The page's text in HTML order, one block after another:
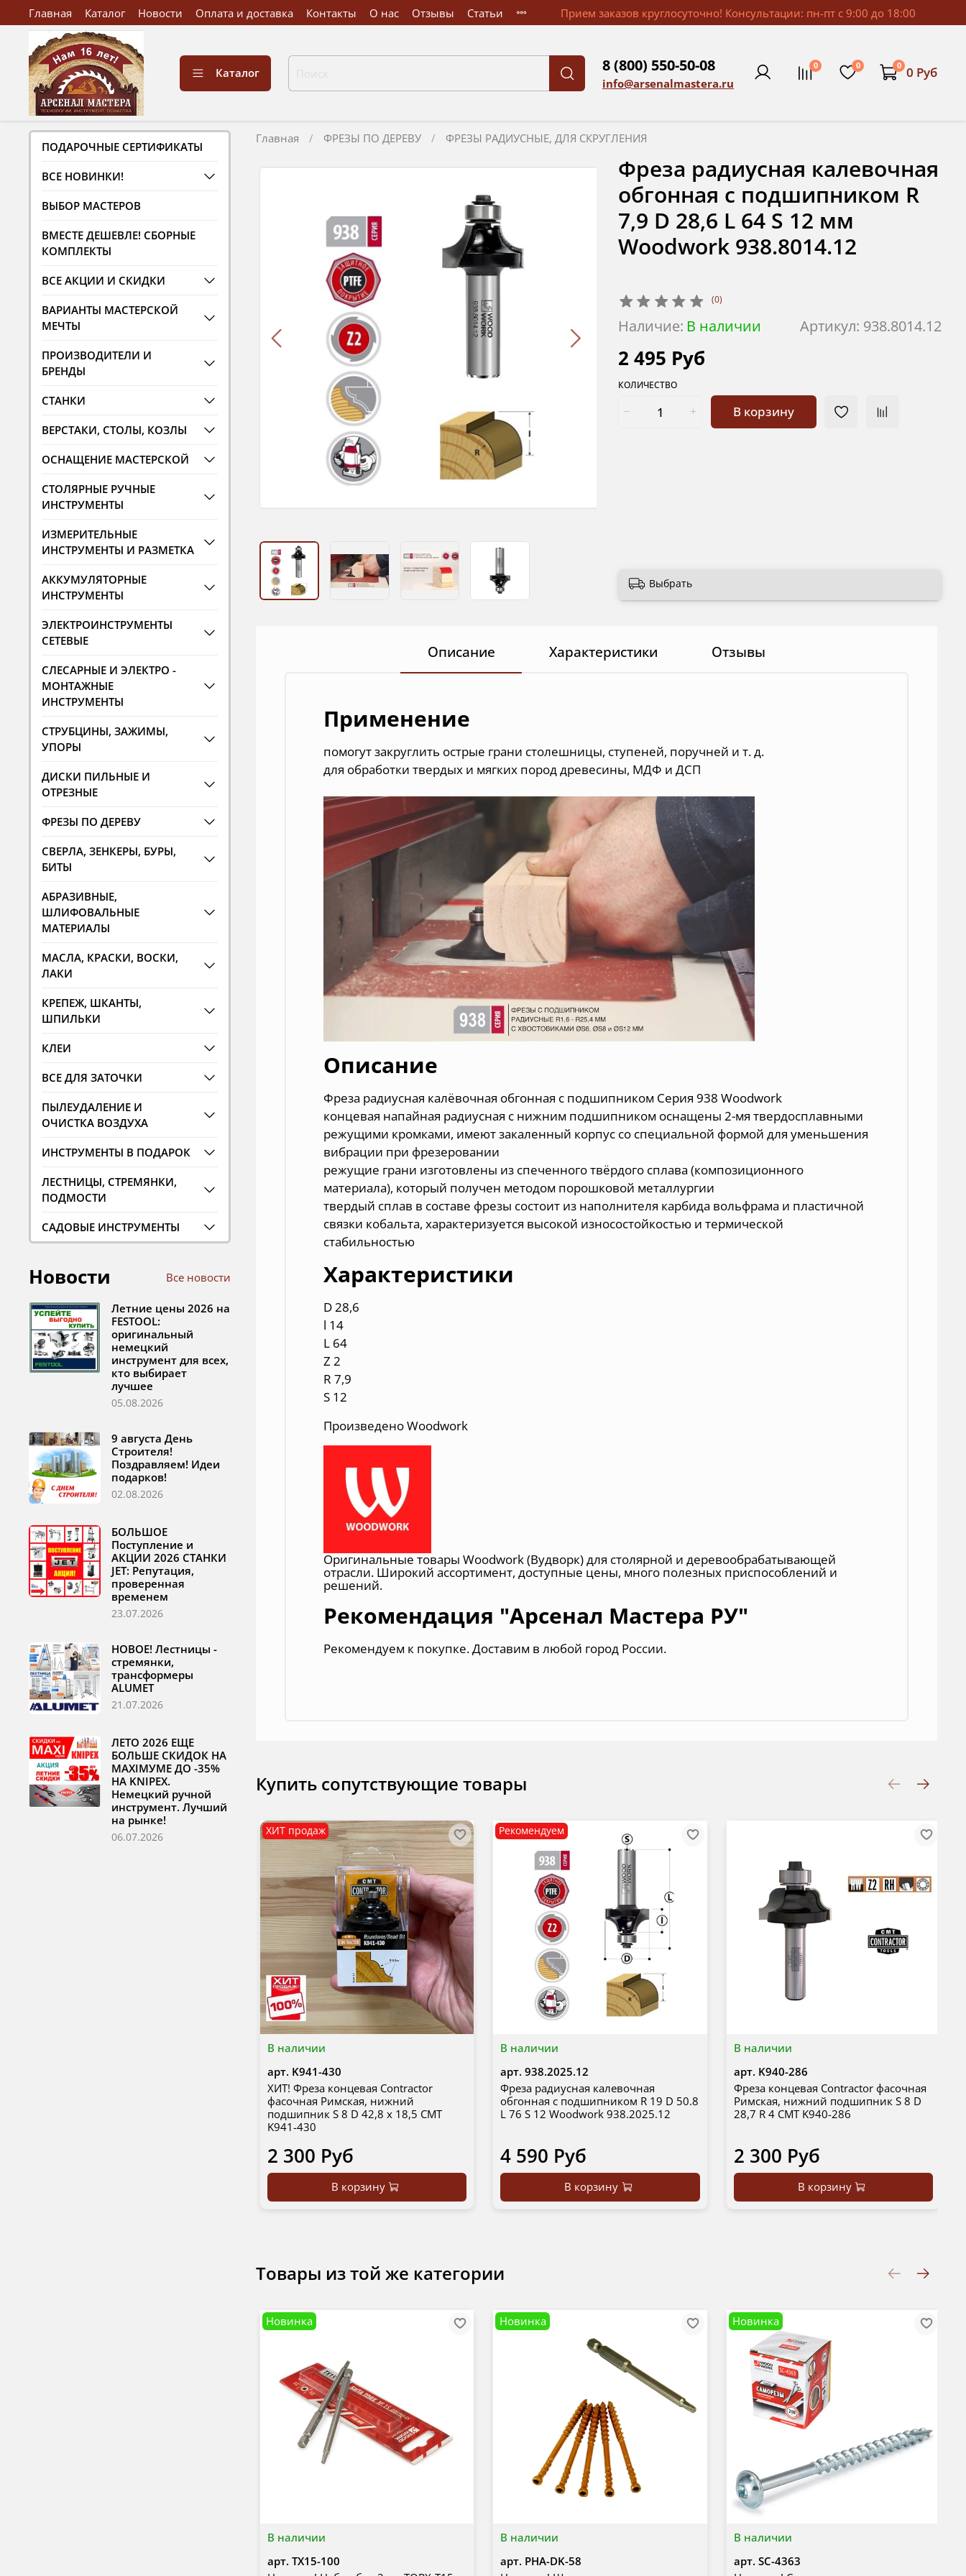
Главная Каталог Новости Оплата и доставка Контакты О нас Отзывы Статьи Прием заказов круглосуточно! Консультации: пн-пт с 9:00 до 18:00
Каталог 8 (800) 550-50-08
info@arsenalmastera.ru
0 0 0 0 Руб
Главная ФРЕЗЫ ПО ДЕРЕВУ ФРЕЗЫ РАДИУСНЫЕ, ДЛЯ СКРУГЛЕНИЯ
(0)
Артикул: 938.8014.12
Наличие: В наличии
Фреза радиусная калевочная
обгонная с подшипником R
7,9 D 28,6 L 64 S 12 мм
Woodwork 938.8014.12
2 495 Руб
КОЛИЧЕСТВО
В корзину
Выбрать
Описание Характеристики Отзывы
Применение
помогут закруглить острые грани столешницы, ступеней, поручней и т. д.
для обработки твердых и мягких пород древесины, МДФ и ДСП
Описание
Фреза радиусная калёвочная обгонная с подшипником Серия 938 Woodwork
концевая напайная радиусная с нижним подшипником оснащены 2-мя твердосплавными
режущими кромками, имеют закаленный корпус со специальной формой для уменьшения
вибрации при фрезеровании
режущие грани изготовлены из спеченного твёрдого сплава (композиционного
материала), который получен методом порошковой металлургии
твердый сплав в составе фрезы состоит из наполнителя карбида вольфрама и пластичной
связки кобальта, характеризуется высокой износостойкостью и термической
стабильностью
Характеристики
D 28,6
l 14
L 64
Z 2
R 7,9
S 12
Произведено Woodwork
Оригинальные товары Woodwork (Вудворк) для столярной и деревообрабатывающей
отрасли. Широкий ассортимент, доступные цены, много полезных приспособлений и
решений.
Рекомендация "Арсенал Мастера РУ"
Рекомендуем к покупке. Доставим в любой город России.
Купить сопутствующие товары
В наличии
ХИТ продаж
арт. K941-430
ХИТ! Фреза концевая Contractor
фасочная Римская, нижний
подшипник S 8 D 42,8 x 18,5 CMT
K941-430
2 300 Руб
В корзину
В наличии
Рекомендуем
арт.938.2025.12
Фреза радиусная калевочная
обгонная с подшипником R 19 D 50.8
L 76 S 12 Woodwork 938.2025.12
4 590 Руб
В корзину
В наличии
арт. K940-286
Фреза концевая Contractor фасочная
Римская, нижний подшипник S 8 D
28,7 R 4 CMT K940-286
2 300 Руб
В корзину
Товары из той же категории
В наличии
Новинка
арт. TX15-100
В наличии
Новинка
арт. PHA-DK-58
В наличии
Новинка
арт. SC-4363
ПОДАРОЧНЫЕ СЕРТИФИКАТЫ
ВСЕ НОВИНКИ!
ВЫБОР МАСТЕРОВ
ВМЕСТЕ ДЕШЕВЛЕ! СБОРНЫЕ
КОМПЛЕКТЫ
ВСЕ АКЦИИ И СКИДКИ
ВАРИАНТЫ МАСТЕРСКОЙ
МЕЧТЫ
ПРОИЗВОДИТЕЛИ И
БРЕНДЫ
СТАНКИ
ВЕРСТАКИ, СТОЛЫ, КОЗЛЫ
ОСНАЩЕНИЕ МАСТЕРСКОЙ
СТОЛЯРНЫЕ РУЧНЫЕ
ИНСТРУМЕНТЫ
ИЗМЕРИТЕЛЬНЫЕ
ИНСТРУМЕНТЫ И РАЗМЕТКА
АККУМУЛЯТОРНЫЕ
ИНСТРУМЕНТЫ
ЭЛЕКТРОИНСТРУМЕНТЫ
СЕТЕВЫЕ
СЛЕСАРНЫЕ И ЭЛЕКТРО -
МОНТАЖНЫЕ
ИНСТРУМЕНТЫ
СТРУБЦИНЫ, ЗАЖИМЫ,
УПОРЫ
ДИСКИ ПИЛЬНЫЕ И
ОТРЕЗНЫЕ
ФРЕЗЫ ПО ДЕРЕВУ
СВЕРЛА, ЗЕНКЕРЫ, БУРЫ,
БИТЫ
АБРАЗИВНЫЕ,
ШЛИФОВАЛЬНЫЕ
МАТЕРИАЛЫ
МАСЛА, КРАСКИ, ВОСКИ,
ЛАКИ
КРЕПЕЖ, ШКАНТЫ,
ШПИЛЬКИ
КЛЕИ
ВСЕ ДЛЯ ЗАТОЧКИ
ПЫЛЕУДАЛЕНИЕ И
ОЧИСТКА ВОЗДУХА
ИНСТРУМЕНТЫ В ПОДАРОК
ЛЕСТНИЦЫ, СТРЕМЯНКИ,
ПОДМОСТИ
САДОВЫЕ ИНСТРУМЕНТЫ
Новости Все новости
Летние цены 2026 на
FESTOOL:
оригинальный
немецкий
инструмент для всех,
кто выбирает
лучшее
05.08.2026
9 августа День
Строителя!
Поздравляем! Идеи
подарков!
02.08.2026
БОЛЬШОЕ
Поступление и
АКЦИИ 2026 СТАНКИ
JET: Репутация,
проверенная
временем
23.07.2026
НОВОЕ! Лестницы -
стремянки,
трансформеры
ALUMET
21.07.2026
ЛЕТО 2026 ЕЩЕ
БОЛЬШЕ СКИДОК НА
MAXIМУМЕ ДО -35%
НА KNIPEX.
Немецкий ручной
инструмент. Лучший
на рынке!
06.07.2026